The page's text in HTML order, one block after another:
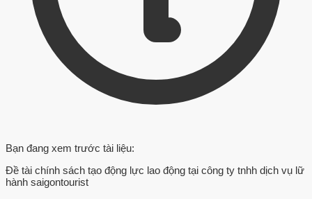
Bạn đang xem trước tài liệu:
Đề tài chính sách tạo động lực lao động tại công ty tnhh dịch vụ lữ
hành saigontourist